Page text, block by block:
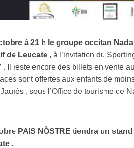
à 21 h le groupe occitan
de Leucate , à l’invitation du
. Il reste encore des billets en vente
sont offertes aux enfants de
, sous l’Office de tourisme de
PAIS NÒSTRE tiendra un
.